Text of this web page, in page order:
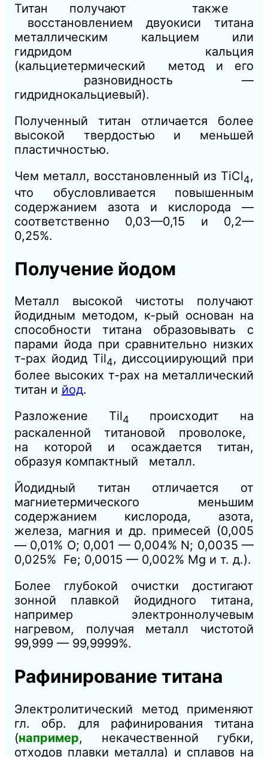
Титан получают также
восстановлением двуокиси титана
металлическим кальцием или
гидридом кальция
(кальциетермический метод и его
разновидность —
гидриднокальциевый).
Полученный титан отличается более
высокой твердостью и меньшей
пластичностью.
Чем металл, восстановленный из TiCl4,
что обусловливается повышенным
содержанием азота и кислорода —
соответственно 0,03—0,15 и 0,2—
0,25%.
Получение йодом
Металл высокой чистоты получают
йодидным методом, к-рый основан на
способности титана образовывать с
парами йода при сравнительно низких
т-рах йодид Til4, диссоциирующий при
более высоких т-рах на металлический
титан и йод.
Разложение Til4
происходит на
раскаленной титановой проволоке,
на которой и осаждается титан,
образуя компактный металл.
Йодидный титан отличается от
магниетермического меньшим
содержанием кислорода, азота,
железа, магния и др. примесей (0,005
— 0,01% О; 0,001 — 0,004% N; 0,0035 —
0,025% Fe; 0,0015 — 0,002% Mg и т. д.).
Более глубокой очистки достигают
зонной плавкой йодидного титана,
например электроннолучевым
нагревом, получая металл чистотой
99,999 — 99,9999%.
Рафинирование титана
Электролитический метод применяют
гл. обр. для рафинирования титана
(например, некачественной губки,
отходов плавки металла) и сплавов на